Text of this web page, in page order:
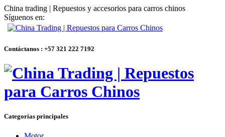
China trading | Repuestos y accesorios para carros chinos
Síguenos en:
Contáctanos : +57 321 222 7192
Categorías principales